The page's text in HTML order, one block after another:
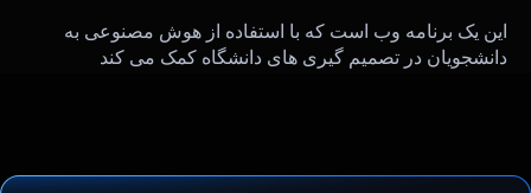
این یک برنامه وب است که با استفاده از هوش مصنوعی به
دانشجویان در تصمیم گیری های دانشگاه کمک می کند